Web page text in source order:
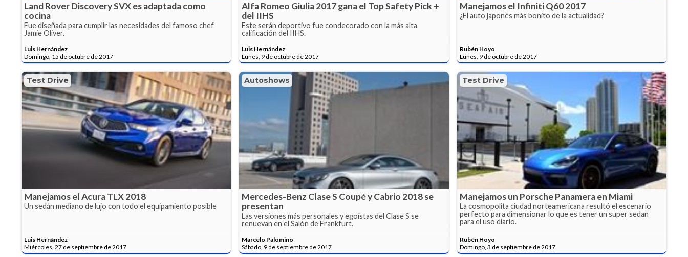
Land Rover Discovery SVX es adaptada como
cocina
Fue diseñada para cumplir las necesidades del famoso chef
Jamie Oliver.
Luis Hernández
Domingo, 15 de octubre de 2017
Alfa Romeo Giulia 2017 gana el Top Safety Pick +
del IIHS
Este serán deportivo fue condecorado con la más alta
calificación del IIHS.
Luis Hernández
Lunes, 9 de octubre de 2017
Manejamos el Infiniti Q60 2017
¿El auto japonés más bonito de la actualidad?
Rubén Hoyo
Lunes, 9 de octubre de 2017
Test Drive
Manejamos el Acura TLX 2018
Un sedán mediano de lujo con todo el equipamiento posible
Luis Hernández
Miércoles, 27 de septiembre de 2017
Autoshows
Mercedes-Benz Clase S Coupé y Cabrio 2018 se
presentan
Las versiones más personales y egoístas del Clase S se
renuevan en el Salón de Frankfurt.
Marcelo Palomino
Sábado, 9 de septiembre de 2017
Test Drive
Manejamos un Porsche Panamera en Miami
La cosmopolita ciudad norteamericana resultó el escenario
perfecto para dimensionar lo que es tener un super sedan
para el uso diario.
Rubén Hoyo
Domingo, 3 de septiembre de 2017